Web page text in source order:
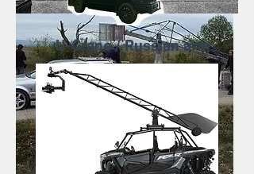
U-Crane / Russian arm